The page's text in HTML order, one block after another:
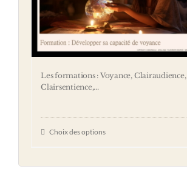
Les formations : Voyance, Clairaudience,
Clairsentience,...
Choix des options